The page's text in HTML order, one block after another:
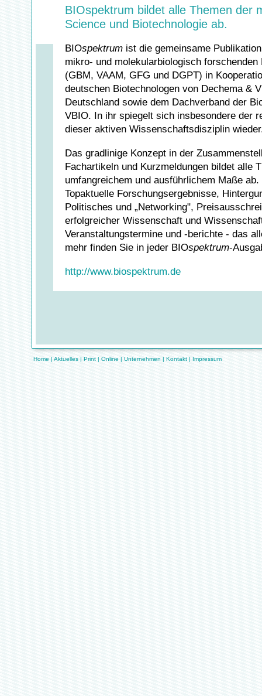
BIOspektrum bildet alle Themen der
Science und Biotechnologie ab.
BIOspektrumist die gemeinsame
mikro- und molekularbiologisch forschenden
(GBM, VAAM, GFG und DGPT) in
deutschen Biotechnologen von Dechema &
Deutschland sowie dem Dachverband der
VBIO. In ihr spiegelt sich insbesondere der
dieser aktiven Wissenschaftsdisziplin
Das gradlinige Konzept in der
Fachartikeln und Kurzmeldungen bildet alle
umfangreichem und ausführlichem Maße ab.
Topaktuelle Forschungsergebnisse,
Politisches und „Networking",
erfolgreicher Wissenschaft und
Veranstaltungstermine und -berichte - das
mehr finden Sie in jeder BIOspektrum-
http://www.biospektrum.de
Home| Aktuelles| Print| Online| Unternehmen | Kontakt| Impressum